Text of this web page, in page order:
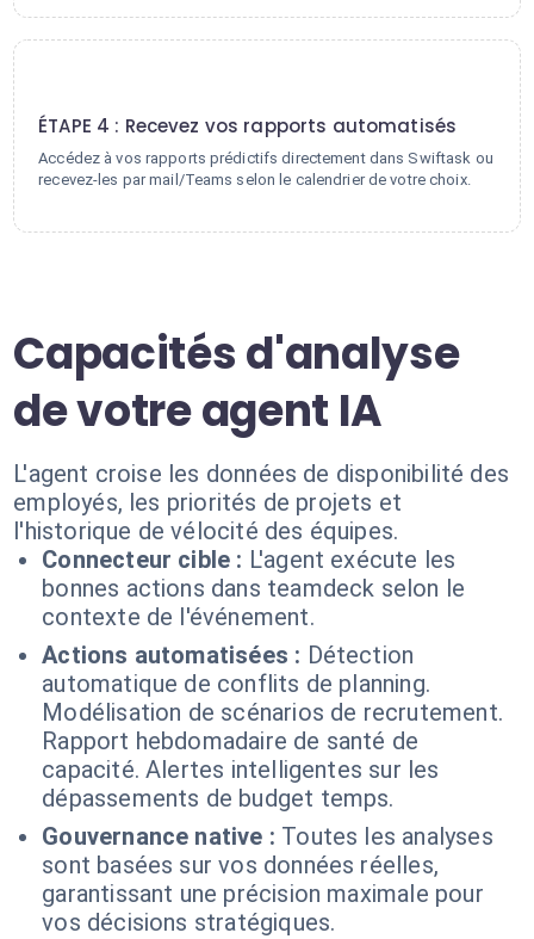
ÉTAPE 4 : Recevez vos rapports automatisés
Accédez à vos rapports prédictifs directement dans Swiftask ou
recevez-les par mail/Teams selon le calendrier de votre choix.
Capacités d'analyse
de votre agent IA
L'agent croise les données de disponibilité des
employés, les priorités de projets et
l'historique de vélocité des équipes.
Connecteur cible : L'agent exécute les
bonnes actions dans teamdeck selon le
contexte de l'événement.
Actions automatisées : Détection
automatique de conflits de planning.
Modélisation de scénarios de recrutement.
Rapport hebdomadaire de santé de
capacité. Alertes intelligentes sur les
dépassements de budget temps.
Gouvernance native : Toutes les analyses
sont basées sur vos données réelles,
garantissant une précision maximale pour
vos décisions stratégiques.